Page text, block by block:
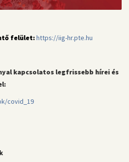
felület:https://iig-hr.pte.hu
kapcsolatos legfrissebb hírei és
covid_19